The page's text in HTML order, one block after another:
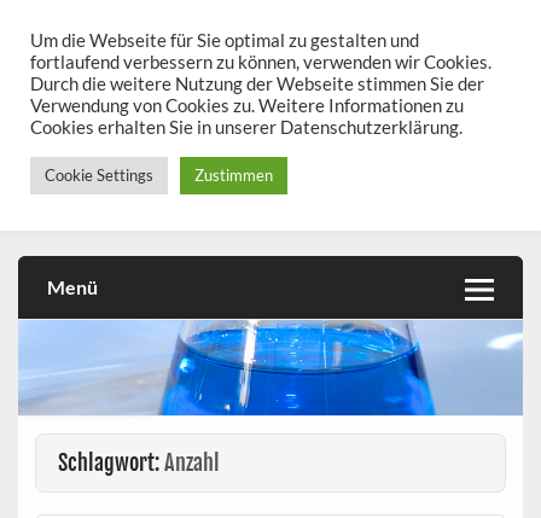
contentchemieseiten.de
Chemie kann man üben!
Menü
Schlagwort:Anzahl
Um die Webseite für Sie optimal zu gestalten und
fortlaufend verbessern zu können, verwenden wir Cookies.
Durch die weitere Nutzung der Webseite stimmen Sie der
Verwendung von Cookies zu. Weitere Informationen zu
Cookies erhalten Sie in unserer Datenschutzerklärung.
Cookie Settings Zustimmen